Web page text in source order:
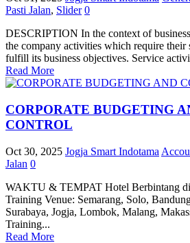
Pasti Jalan, Slider 0
DESCRIPTION In the context of
the company activities which require
fulfill its business objectives. Service
Read More
CORPORATE BUDGETING
CONTROL
Oct 30, 2025 Jogja Smart Indotama
Jalan 0
WAKTU & TEMPAT Hotel Berbintang di
Training Venue: Semarang, Solo,
Surabaya, Jogja, Lombok, Malang,
Training...
Read More